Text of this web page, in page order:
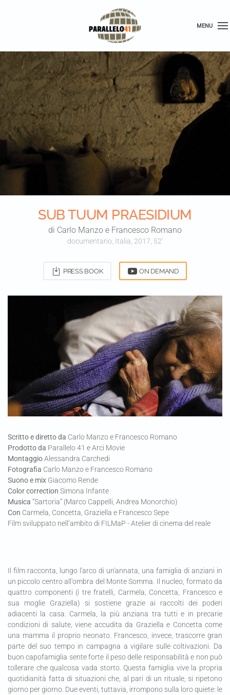
MENU
SUB TUUM PRAESIDIUM
di Carlo Manzo e Francesco Romano
documentario, Italia, 2017, 52’
PRESS BOOK ON DEMAND
Scritto e diretto da Carlo Manzo e Francesco Romano
Prodotto da Parallelo 41 e Arci Movie
MontaggioAlessandra Carchedi
Fotografia Carlo Manzo e Francesco Romano
Suono e mix Giacomo Rende
Color correction Simona Infante
Musica “Sartoria” (Marco Cappelli, Andrea Monorchio)
Con Carmela, Concetta, Graziella e Francesco Sepe
Film sviluppato nell’ambito di FILMaP - Atelier di cinema del reale
Il film racconta, lungo l'arco di un'annata, una famiglia di anziani in
un piccolo centro all'ombra del Monte Somma. Il nucleo, formato da
quattro componenti (i tre fratelli, Carmela, Concetta, Francesco e
sua moglie Graziella) si sostiene grazie ai raccolti dei poderi
adiacenti la casa. Carmela, la più anziana tra tutti e in precarie
condizioni di salute, viene accudita da Graziella e Concetta come
una mamma il proprio neonato. Francesco, invece, trascorre gran
parte del suo tempo in campagna a vigilare sulle coltivazioni. Da
buon capofamiglia sente forte il peso delle responsabilità e non può
tollerare che qualcosa vada storto. Questa famiglia vive la propria
quotidianità fatta di situazioni che, al pari di un rituale, si ripetono
giorno per giorno. Due eventi, tuttavia, irrompono sulla loro quiete: le